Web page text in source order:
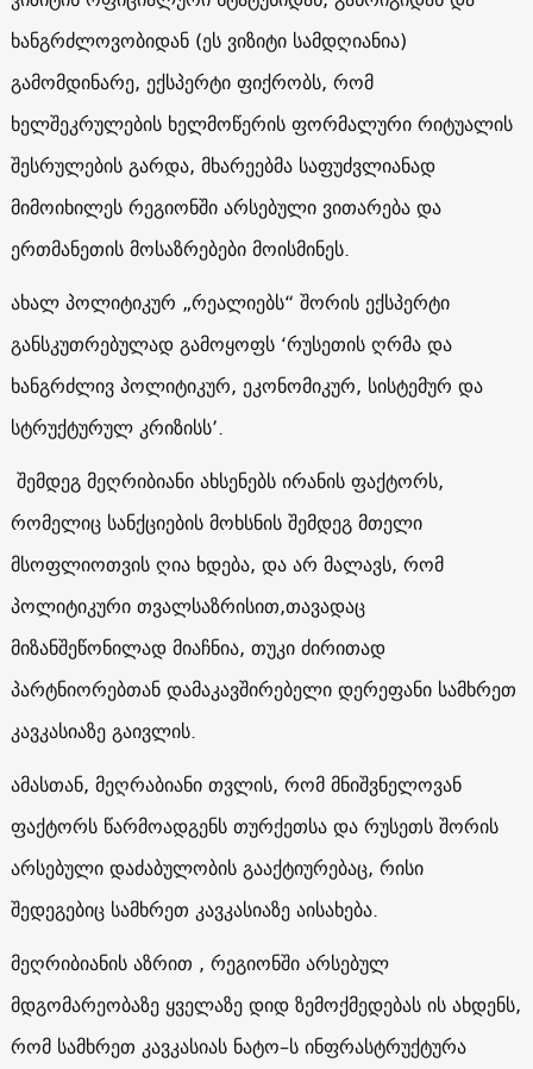
ხანგრძლოვობიდან (ეს ვიზიტი სამდღიანია)
გამომდინარე, ექსპერტი ფიქრობს, რომ
ხელშეკრულების ხელმოწერის ფორმალური რიტუალის
შესრულების გარდა, მხარეებმა საფუძვლიანად
მიმოიხილეს რეგიონში არსებული ვითარება და
ერთმანეთის მოსაზრებები მოისმინეს.
ახალ პოლიტიკურ „რეალიებს“ შორის ექსპერტი
განსკუთრებულად გამოყოფს ‘რუსეთის ღრმა და
ხანგრძლივ პოლიტიკურ, ეკონომიკურ, სისტემურ და
სტრუქტურულ კრიზისს’.
შემდეგ მეღრიბიანი ახსენებს ირანის ფაქტორს,
რომელიც სანქციების მოხსნის შემდეგ მთელი
მსოფლიოთვის ღია ხდება, და არ მალავს, რომ
პოლიტიკური თვალსაზრისით,თავადაც
მიზანშეწონილად მიაჩნია, თუკი ძირითად
პარტნიორებთან დამაკავშირებელი დერეფანი სამხრეთ
კავკასიაზე გაივლის.
ამასთან, მეღრაბიანი თვლის, რომ მნიშვნელოვან
ფაქტორს წარმოადგენს თურქეთსა და რუსეთს შორის
არსებული დაძაბულობის გააქტიურებაც, რისი
შედეგებიც სამხრეთ კავკასიაზე აისახება.
მეღრიბიანის აზრით , რეგიონში არსებულ
მდგომარეობაზე ყველაზე დიდ ზემოქმედებას ის ახდენს,
რომ სამხრეთ კავკასიას ნატო–ს ინფრასტრუქტურა